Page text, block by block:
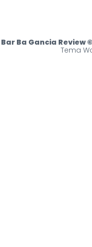
Bar Ba Gancia Review
Tema